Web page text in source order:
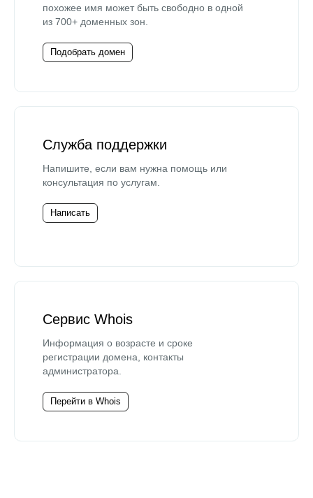
похожее имя может быть свободно в одной
из 700+ доменных зон.
Подобрать домен
Служба поддержки
Напишите, если вам нужна помощь или
консультация по услугам.
Написать
Сервис Whois
Информация о возрасте и сроке
регистрации домена, контакты
администратора.
Перейти в Whois